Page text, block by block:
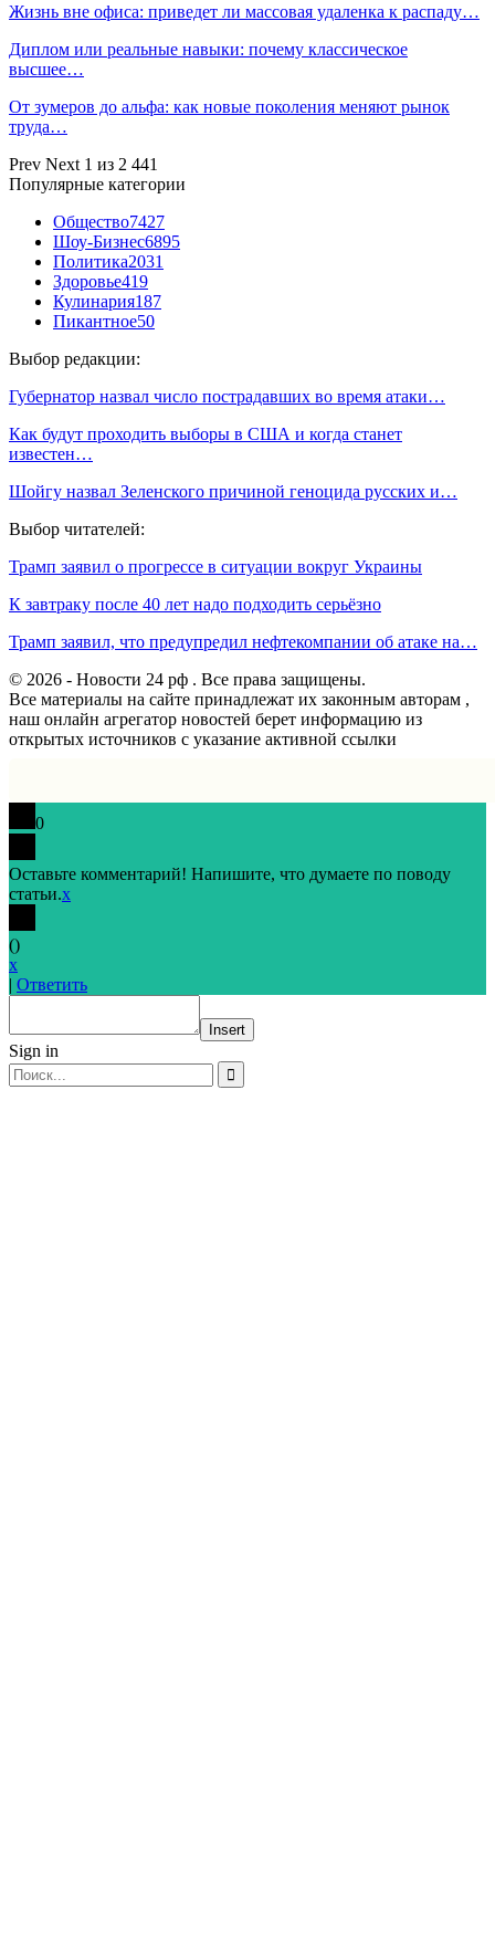
Жизнь вне офиса: приведет ли массовая удаленка к распаду…
Диплом или реальные навыки: почему классическое
высшее…
От зумеров до альфа: как новые поколения меняют рынок
труда…
Prev Next 1 из 2 441
Популярные категории
Общество7427
Шоу-Бизнес6895
Политика2031
Здоровье419
Кулинария187
Пикантное50
Выбор редакции:
Губернатор назвал число пострадавших во время атаки…
Как будут проходить выборы в США и когда станет
известен…
Шойгу назвал Зеленского причиной геноцида русских и…
Выбор читателей:
Трамп заявил о прогрессе в ситуации вокруг Украины
К завтраку после 40 лет надо подходить серьёзно
Трамп заявил, что предупредил нефтекомпании об атаке на…
© 2026 - Новости 24 рф . Все права защищены.
Все материалы на сайте принадлежат их законным авторам ,
наш онлайн агрегатор новостей берет информацию из
открытых источников с указание активной ссылки
0
Оставьте комментарий! Напишите, что думаете по поводу
статьи.x
()
x
| Ответить
Insert
Sign in